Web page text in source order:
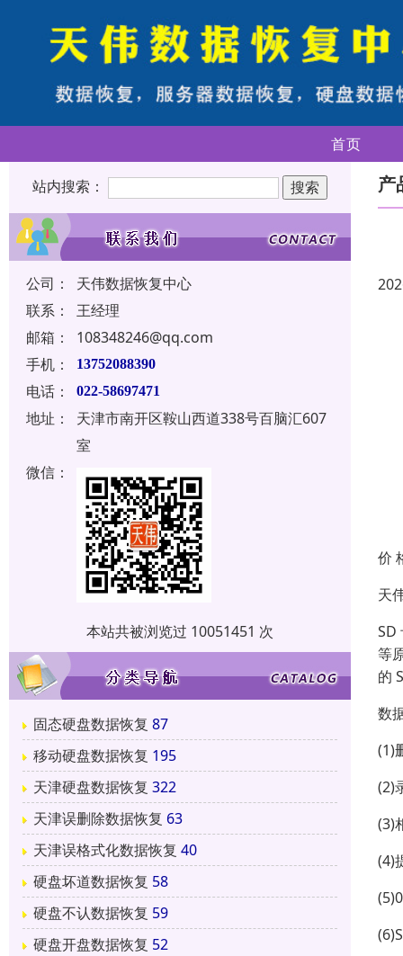
首页
站内搜索：
公司：
天伟数据恢复中心
联系：
王经理
邮箱：
108348246@qq.com
手机：
13752088390
电话： 022-58697471
地址：
天津市南开区鞍山西道338号百脑汇607
室
微信：
本站共被浏览过 10051451 次
固态硬盘数据恢复 87
移动硬盘数据恢复 195
天津硬盘数据恢复 322
天津误删除数据恢复 63
天津误格式化数据恢复 40
硬盘坏道数据恢复 58
硬盘不认数据恢复 59
硬盘开盘数据恢复 52
产
价
天
SD
等
的
数
(1)
(2)
(3)
(4)
(5)
(6)